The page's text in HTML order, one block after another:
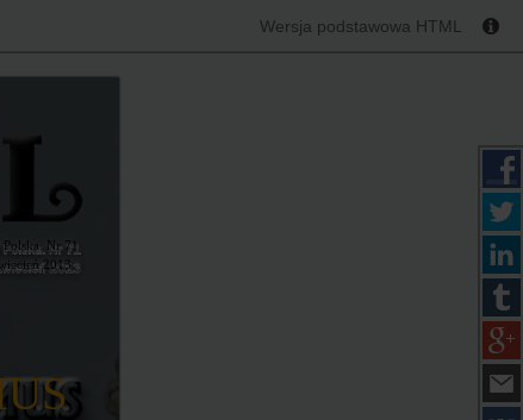
Wersja podstawowa HTML
Polska. Nr 71
2013